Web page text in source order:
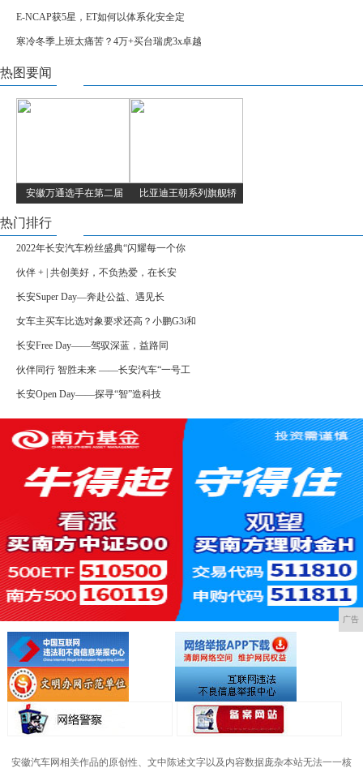
E-NCAP获5星，ET如何以体系化安全定
寒冷冬季上班太痛苦？4万+买台瑞虎3x卓越
热图要闻
安徽万通选手在第二届 比亚迪王朝系列旗舰轿
热门排行
2022年长安汽车粉丝盛典“闪耀每一个你
伙伴 + | 共创美好，不负热爱，在长安
长安Super Day—奔赴公益、遇见长
女车主买车比选对象要求还高？小鹏G3i和
长安Free Day——驾驭深蓝，益路同
伙伴同行 智胜未来 ——长安汽车“一号工
长安Open Day——探寻“智”造科技
广告
安徽汽车网相关作品的原创性、文中陈述文字以及内容数据庞杂本站无法一一核